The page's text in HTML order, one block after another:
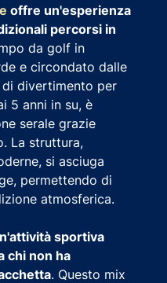
offre un'esperienza
percorsi in
da golf in
e circondato dalle
divertimento per
5 anni in su, è
serale grazie
La struttura,
si asciuga
permettendo di
atmosferica.
sportiva
chi non ha
. Questo mix